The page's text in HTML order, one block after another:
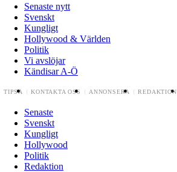
Senaste nytt
Svenskt
Kungligt
Hollywood & Världen
Politik
Vi avslöjar
Kändisar A-Ö
TIPSA KONTAKTA OSS ANNONSERA REDAKTION
Senaste
Svenskt
Kungligt
Hollywood
Politik
Redaktion